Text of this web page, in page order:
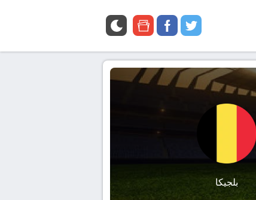
twitter
facebook
google
بلجيكا